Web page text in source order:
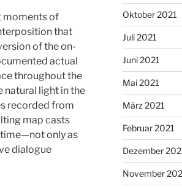
moments of
that
of the on-
actual
throughout the
­natural light in the
­recorded from
map casts
time—not only as
dialogue
Oktober 2021
Juli 2021
Juni 2021
Mai 2021
März 2021
Februar 2021
Dezember
November